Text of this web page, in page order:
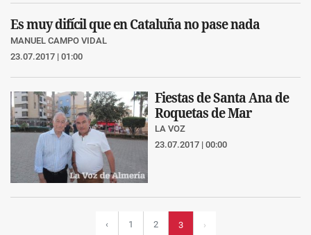
Es muy difícil que en Cataluña no pase nada
MANUEL CAMPO VIDAL
23.07.2017 | 01:00
Fiestas de Santa Ana de
Roquetas de Mar
LA VOZ
23.07.2017 | 00:00
‹ 1 2 3 ›